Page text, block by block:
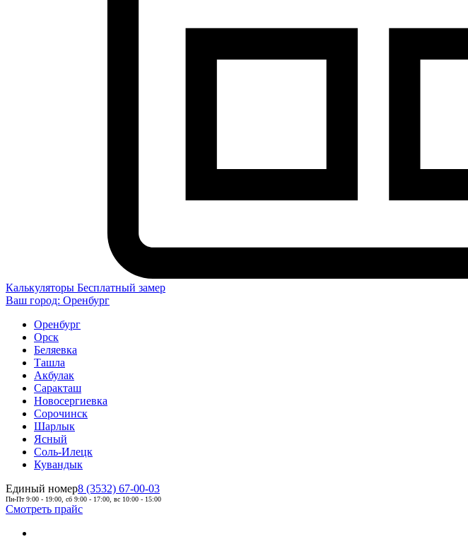
Калькуляторы Бесплатный замер
Ваш город: Оренбург
Оренбург
Орск
Беляевка
Ташла
Акбулак
Саракташ
Новосергиевка
Сорочинск
Шарлык
Ясный
Соль-Илецк
Кувандык
Единый номер8 (3532) 67-00-03
Пн-Пт 9:00 - 19:00, сб 9:00 - 17:00, вс 10:00 - 15:00
Смотреть прайс